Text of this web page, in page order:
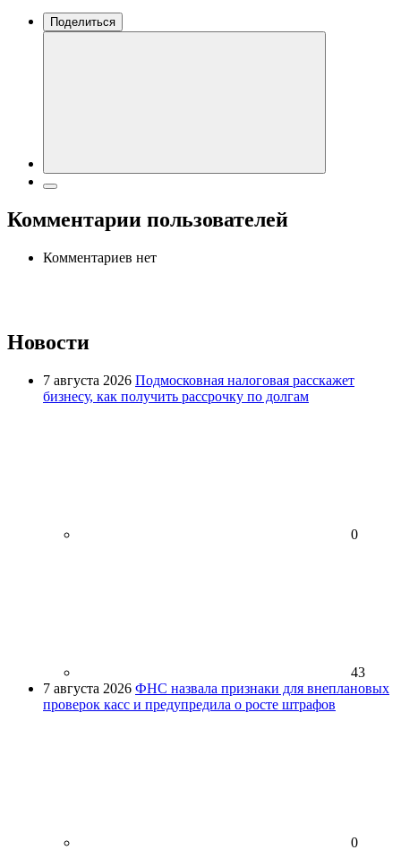
Поделиться
Комментарии пользователей
Комментариев нет
Новости
7 августа 2026 Подмосковная налоговая расскажет
бизнесу, как получить рассрочку по долгам
0
43
7 августа 2026 ФНС назвала признаки для внеплановых
проверок касс и предупредила о росте штрафов
0